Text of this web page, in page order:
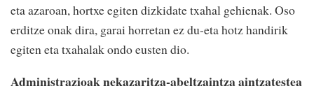
eta azaroan, hortxe egiten dizkidate txahal gehienak. Oso
erditze onak dira, garai horretan ez du-eta hotz handirik
egiten eta txahalak ondo eusten dio.
Administrazioak nekazaritza-abeltzaintza aintzatestea